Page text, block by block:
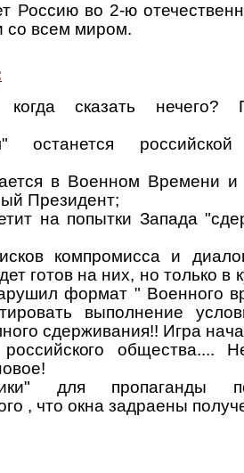
Россию во 2-ю
со всем миром.
сказать нечего?
российской
в Военном Времени и
Президент;
на попытки Запада
компромисса и
готов на них, но только в
формат " Военного
выполнение
сдерживания!! Игра
общества....
для пропаганды
, что окна задраены